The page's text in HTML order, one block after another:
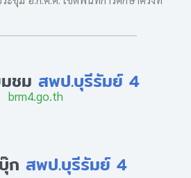
ชม สพป.บุรีรัมย์ 4
brm4.go.th
ก สพป.บุรีรัมย์ 4